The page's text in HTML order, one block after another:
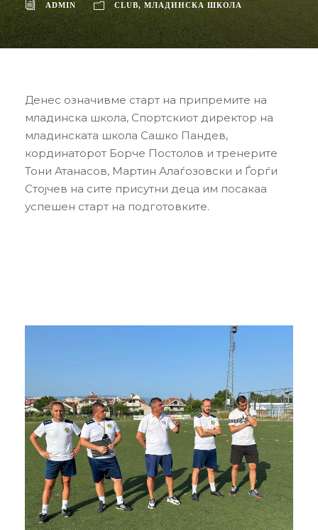
ADMIN CLUB, МЛАДИНСКА ШКОЛА
Денес означивме старт на припремите на
младинска школа, Спортскиот директор на
младинската школа Сашко Пандев,
кординаторот Борче Постолов и тренерите
Тони Атанасов, Мартин Алаѓозовски и Ѓорѓи
Стојчев на сите присутни деца им посакаа
успешен старт на подготовките.